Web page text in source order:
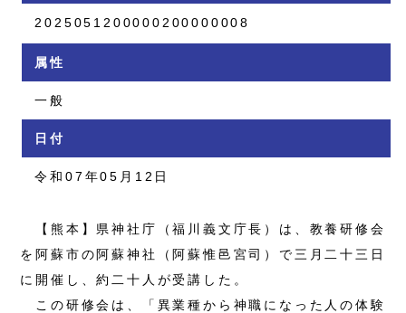
2025051200000200000008
属性
一般
日付
令和07年05月12日
【熊本】県神社庁（福川義文庁長）は、教養研修会
を阿蘇市の阿蘇神社（阿蘇惟邑宮司）で三月二十三日
に開催し、約二十人が受講した。
この研修会は、「異業種から神職になった人の体験